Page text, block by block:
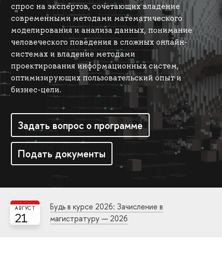
спрос на экспертов, сочетающих владение
современными методами математического
моделирования и анализа данных, понимание
человеческого поведения в сложных онлайн-
системах и владение методами
проектирования информационных систем,
оптимизирующих пользовательский опыт и
бизнес-цели.
Задать вопрос о программе
Подать документы
21
АВГУСТ
Будь в курсе 2026: Зачисление в
магистратуру — 2026